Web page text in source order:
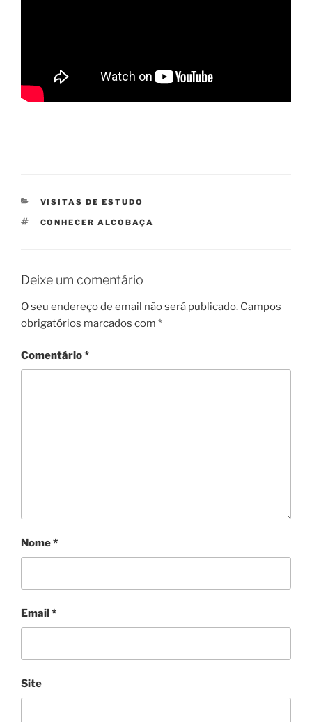
CATEGORIAS
VISITAS DE ESTUDO
ETIQUETAS
CONHECER ALCOBAÇA
Deixe um comentário
O seu endereço de email não será publicado. Campos
obrigatórios marcados com *
Comentário*
Nome*
Email*
Site